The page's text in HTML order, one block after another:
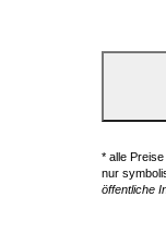
* alle
nur
öffentliche